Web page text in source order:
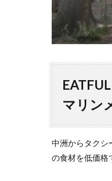
マリン
中洲からタクシ
の食材を低価格